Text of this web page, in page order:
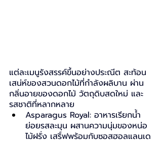
แต่ละเมนูรังสรรค์ขึ้นอย่างประณีต สะท้อน
เสน่ห์ของสวนดอกไม้ที่กำลังผลิบาน ผ่าน
กลิ่นอายของดอกไม้ วัตถุดิบสดใหม่ และ
รสชาติที่หลากหลาย
Asparagus Royal: อาหารเรียกน้ำ
ย่อยรสละมุน ผสานความนุ่มของหน่อ
ไม้ฝรั่ง เสริ์ฟพร้อมกับซอสฮอลแลนเด